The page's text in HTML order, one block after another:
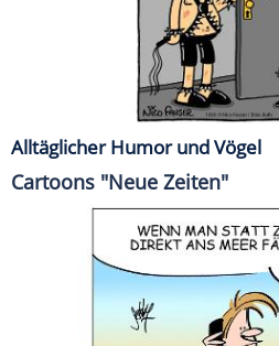
Alltäglicher Humor und Vögel
Cartoons "Neue Zeiten"